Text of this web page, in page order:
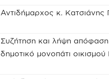
Αντιδήμαρχος κ. Κατσιάνης
Συζήτηση και λήψη
δημοτικό μονοπάτι οικισμού